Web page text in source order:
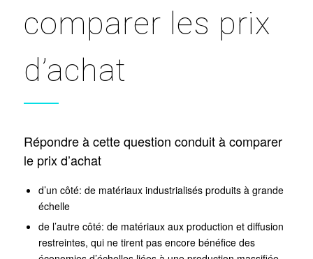
comparer les prix
d’achat
Répondre à cette question conduit à comparer
le prix d’achat
d’un côté: de matériaux industrialisés produits à grande
échelle
de l’autre côté: de matériaux aux production et diffusion
restreintes, qui ne tirent pas encore bénéfice des